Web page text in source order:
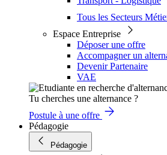
Tous les Secteurs
Espace Entreprise
Déposer une offre
Accompagner un
Devenir Partenaire
VAE
Tu cherches une alternance ?
Postule à une offre
Pédagogie
Pédagogie